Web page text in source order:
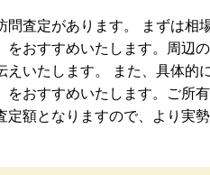
査定があります。 まずは相
をおすすめいたします。周辺
いたします。 また、具体的
おすすめいたします。ご所
定額となりますので、より実